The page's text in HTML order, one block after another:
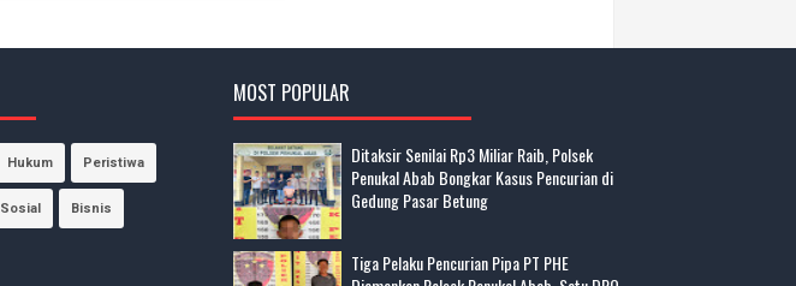
Hukum Peristiwa
Sosial Bisnis
MOST POPULAR
Ditaksir Senilai Rp3 Miliar Raib, Polsek
Penukal Abab Bongkar Kasus Pencurian di
Gedung Pasar Betung
Tiga Pelaku Pencurian Pipa PT PHE